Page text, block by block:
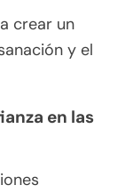
crear un
y el
en las